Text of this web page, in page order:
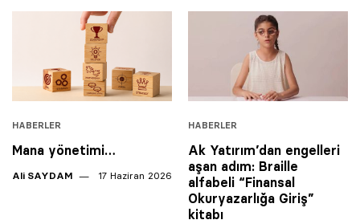
HABERLER
Mana yönetimi…
Ali SAYDAM 17 Haziran 2026
HABERLER
Ak Yatırım’dan engelleri
aşan adım: Braille
alfabeli “Finansal
Okuryazarlığa Giriş”
kitabı